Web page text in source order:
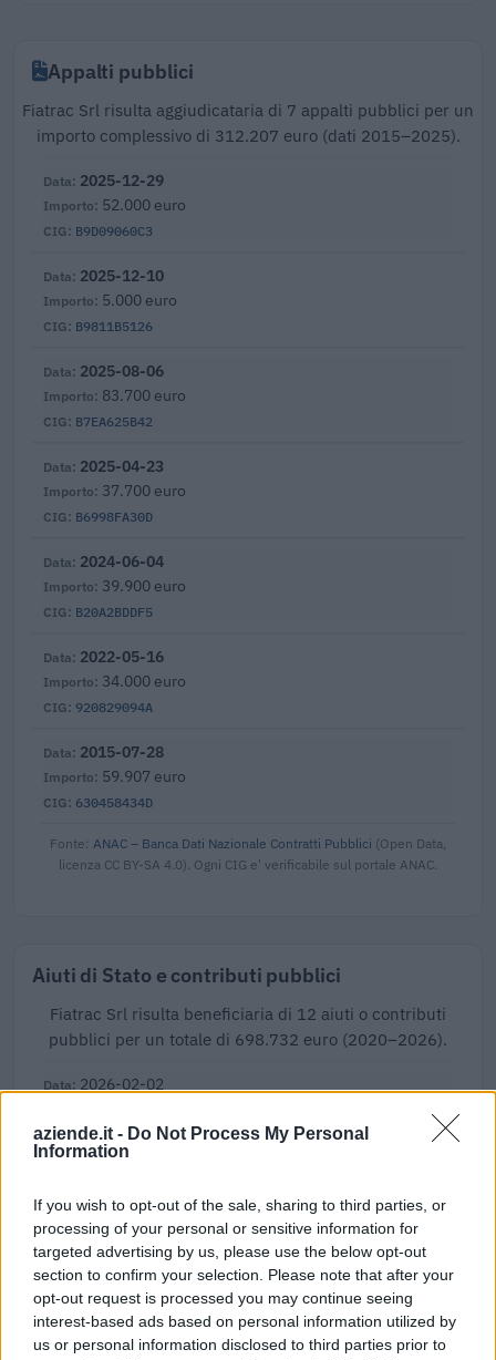
aziende.it - Do Not Process My Personal
Information
If you wish to opt-out of the sale, sharing to third parties, or
processing of your personal or sensitive information for
targeted advertising by us, please use the below opt-out
section to confirm your selection. Please note that after your
opt-out request is processed you may continue seeing
interest-based ads based on personal information utilized by
us or personal information disclosed to third parties prior to
Appalti pubblici
Fiatrac Srl risulta aggiudicataria di 7 appalti pubblici per un
importo complessivo di 312.207 euro (dati 2015–2025).
B9D09060C3
2025-12-29
52.000 euro
B9811B5126
2025-12-10
5.000 euro
B7EA625B42
2025-08-06
83.700 euro
B6998FA30D
2025-04-23
37.700 euro
B20A2BDDF5
2024-06-04
39.900 euro
920829094A
2022-05-16
34.000 euro
630458434D
2015-07-28
59.907 euro
Fonte: ANAC – Banca Dati Nazionale Contratti Pubblici (Open Data,
licenza CC BY-SA 4.0). Ogni CIG e' verificabile sul portale ANAC.
Aiuti di Stato e contributi pubblici
Fiatrac Srl risulta beneficiaria di 12 aiuti o contributi
pubblici per un totale di 698.732 euro (2020–2026).
2026-02-02
per nuove assunzioni/trasformazioni a tempo
indeterminato nel bienni
15.563 euro
2025-12-05
Credito d'imposta sugli investimenti pubblicitari
incrementali su quotidiani, periodici e sulle emittenti
televisive e r
Agenzia delle Entrate